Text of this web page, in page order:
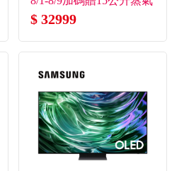
烤箱(市價7990)
$ 32999